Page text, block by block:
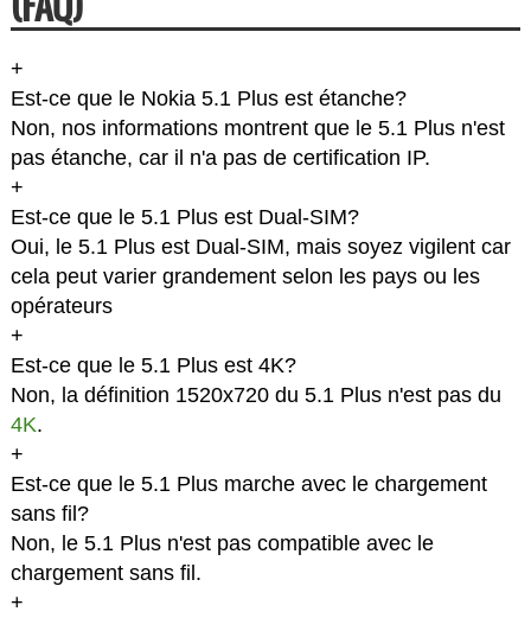
+
Est-ce que le Nokia 5.1 Plus est étanche?
Non, nos informations montrent que le 5.1 Plus n'est
pas étanche, car il n'a pas de certification IP.
+
Est-ce que le 5.1 Plus est Dual-SIM?
Oui, le 5.1 Plus est Dual-SIM, mais soyez vigilent car
cela peut varier grandement selon les pays ou les
opérateurs
+
Est-ce que le 5.1 Plus est 4K?
Non, la définition 1520x720 du 5.1 Plus n'est pas du
4K.
+
Est-ce que le 5.1 Plus marche avec le chargement
sans fil?
Non, le 5.1 Plus n'est pas compatible avec le
chargement sans fil.
+